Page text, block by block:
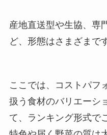
産地直送型や生協、専
ど、形態はさまざまで
ここでは、コストパフ
扱う食材のバリエーシ
て、ランキング形式で